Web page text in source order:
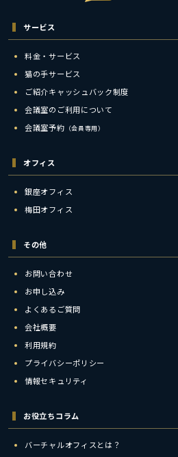
サービス
料金・サービス
猫の手サービス
ご紹介キャッシュバック制度
会議室のご利用について
会議室予約 （会員専用）
オフィス
銀座オフィス
梅田オフィス
その他
お問い合わせ
お申し込み
よくあるご質問
会社概要
利用規約
プライバシーポリシー
情報セキュリティ
お役立ちコラム
バーチャルオフィスとは？